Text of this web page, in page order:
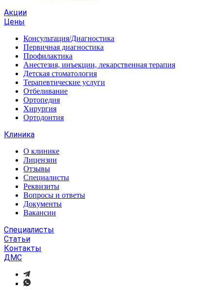
Акции
Цены
Консультация/Диагностика
Первичная диагностика
Профилактика
Анестезия, инъекции, лекарственная терапия
Детская стоматология
Терапевтические услуги
Отбеливание
Ортопедия
Хирургия
Ортодонтия
Клиника
О клинике
Лицензии
Отзывы
Специалисты
Реквизиты
Вопросы и ответы
Документы
Вакансии
Специалисты
Статьи
Контакты
ДМС